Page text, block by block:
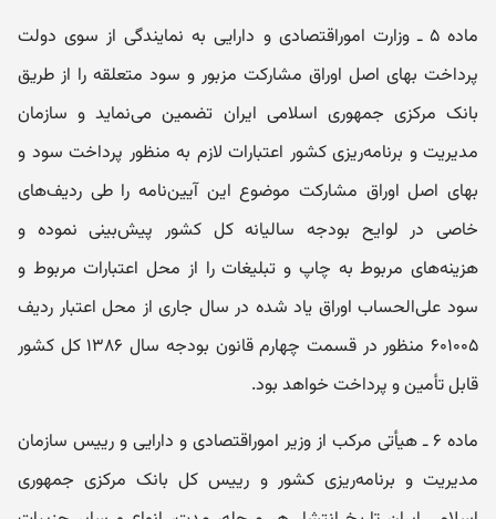
ماده ۵ ـ وزارت اموراقتصادی و دارایی به نمایندگی از سوی دولت
پرداخت بهای اصل اوراق مشارکت مزبور و سود متعلقه را از طریق
بانک مرکزی جمهوری اسلامی ایران تضمین می‌نماید و سازمان
مدیریت و برنامه‌ریزی کشور اعتبارات لازم به ‌منظور پرداخت سود و
بهای اصل اوراق مشارکت موضوع این آیین‌نامه را طی ردیف‌های
خاصی در لوایح بودجه سالیانه کل کشور پیش‌بینی نموده و
هزینه‌های مربوط به چاپ و تبلیغات را از محل اعتبارات مربوط و
سود علی‌الحساب اوراق یاد شده در سال جاری از محل اعتبار ردیف
۶۰۱۰۰۵ منظور در قسمت چهارم قانون بودجه سال ۱۳۸۶ کل کشور
قابل تأمین و پرداخت خواهد بود.
ماده ۶ ـ هیأتی مرکب از وزیر اموراقتصادی و دارایی و رییس سازمان
مدیریت و برنامه‌ریزی کشور و رییس کل بانک مرکزی جمهوری